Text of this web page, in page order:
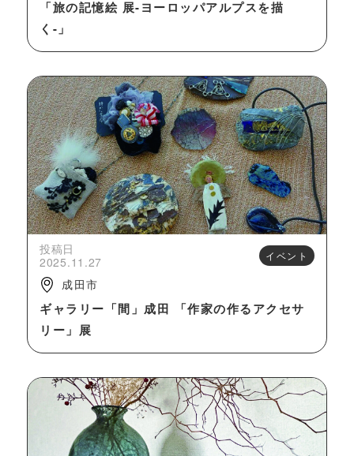
「旅の記憶絵 展-ヨーロッパアルプスを描
く-」
投稿日
2025.11.27
イベント
成田市
ギャラリー「間」成田 「作家の作るアクセサ
リー」展